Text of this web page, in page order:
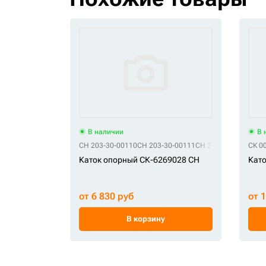
В наличии
CH 203-30-00110CH 203-30-00111 CH 203-30-00140CH
Каток опорный СК-6269028 CH
от 6 830 руб
В корзину
В
СК
от